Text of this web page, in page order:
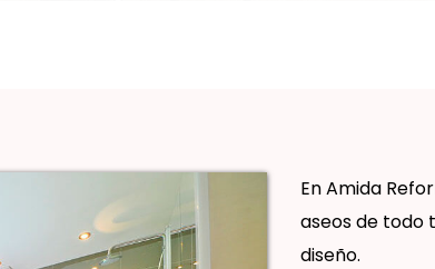
En Amida
aseos de todo
diseño.